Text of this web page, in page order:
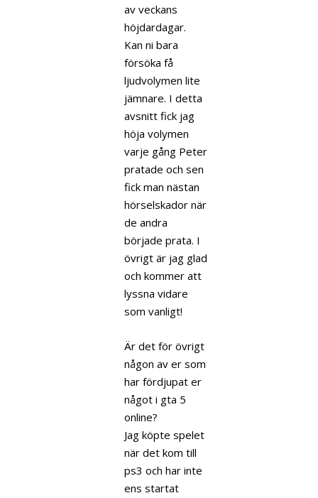
av veckans
höjdardagar.
Kan ni bara
försöka få
ljudvolymen lite
jämnare. I detta
avsnitt fick jag
höja volymen
varje gång Peter
pratade och sen
fick man nästan
hörselskador när
de andra
började prata. I
övrigt är jag glad
och kommer att
lyssna vidare
som vanligt!
Är det för övrigt
någon av er som
har fördjupat er
något i gta 5
online?
Jag köpte spelet
när det kom till
ps3 och har inte
ens startat